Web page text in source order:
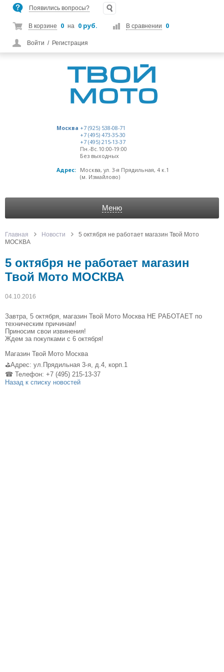
Появились вопросы?
В корзине 0 на 0 руб. В сравнении 0
Войти / Регистрация
Москва +7 (925) 538-08-71
+7 (495) 473-35-30
+7 (495) 215-13-37
Пн.-Вс.10:00-19:00
Без выходных
Адрес:
Москва, ул. 3-я Прядильная, 4 к.1
(м. Измайлово)
Меню
Главная Новости
5 октября не работает магазин Твой Мото
МОСКВА
5 октября не работает магазин
Твой Мото МОСКВА
04.10.2016
Завтра, 5 октября, магазин Твой Мото Москва НЕ РАБОТАЕТ по
техническим причинам!
Приносим свои извинения!
Ждем за покупками с 6 октября!
Магазин Твой Мото Москва
⛳Адрес: ул.Прядильная 3-я, д.4, корп.1
☎ Телефон: +7 (495) 215-13-37
Назад к списку новостей